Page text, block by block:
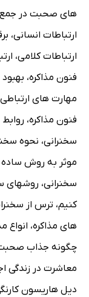
های صحبت در جمع
ارتباطات انسانی،
ارتباطات کلامی،
فنون مذاکره،
مهارت های ارتباطی
فنون مذاکره،
سخنرانی، نحوه
موثر به روش
سخنرانی، روشهای
کنیم، ترس از
های مذاکره، انواع
چگونه جذاب
معاشرت در زندگی
دیل هاریسون